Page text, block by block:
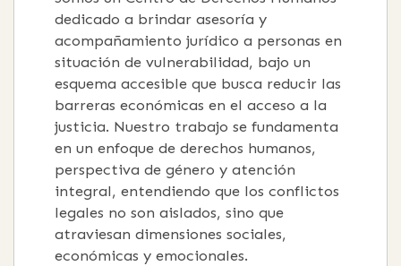
dedicado a brindar asesoría y
acompañamiento jurídico a personas en
situación de vulnerabilidad, bajo un
esquema accesible que busca reducir las
barreras económicas en el acceso a la
justicia. Nuestro trabajo se fundamenta
en un enfoque de derechos humanos,
perspectiva de género y atención
integral, entendiendo que los conflictos
legales no son aislados, sino que
atraviesan dimensiones sociales,
económicas y emocionales.